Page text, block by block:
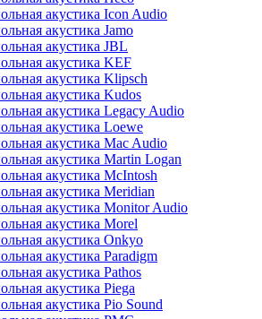
акустика Icon Audio
акустика Jamo
акустика JBL
акустика KEF
акустика Klipsch
акустика Kudos
акустика Legacy Audio
акустика Loewe
акустика Mac Audio
акустика Martin Logan
акустика McIntosh
акустика Meridian
акустика Monitor Audio
акустика Morel
акустика Onkyo
акустика Paradigm
акустика Pathos
акустика Piega
акустика Pio Sound